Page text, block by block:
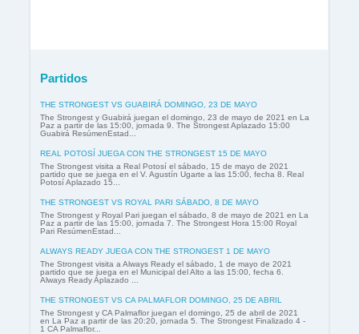
Partidos
THE STRONGEST VS GUABIRÁ DOMINGO, 23 DE MAYO
The Strongest y Guabirá juegan el domingo, 23 de mayo de 2021 en La
Paz a partir de las 15:00, jornada 9. The Strongest Aplazado 15:00
Guabirá ResúmenEstad...
REAL POTOSÍ JUEGA CON THE STRONGEST 15 DE MAYO
The Strongest visita a Real Potosí el sábado, 15 de mayo de 2021
partido que se juega en el V. Agustín Ugarte a las 15:00, fecha 8. Real
Potosí Aplazado 15...
THE STRONGEST VS ROYAL PARI SÁBADO, 8 DE MAYO
The Strongest y Royal Pari juegan el sábado, 8 de mayo de 2021 en La
Paz a partir de las 15:00, jornada 7. The Strongest Hora 15:00 Royal
Pari ResúmenEstad...
ALWAYS READY JUEGA CON THE STRONGEST 1 DE MAYO
The Strongest visita a Always Ready el sábado, 1 de mayo de 2021
partido que se juega en el Municipal del Alto a las 15:00, fecha 6.
Always Ready Aplazado ...
THE STRONGEST VS CA PALMAFLOR DOMINGO, 25 DE ABRIL
The Strongest y CA Palmaflor juegan el domingo, 25 de abril de 2021
en La Paz a partir de las 20:20, jornada 5. The Strongest Finalizado 4 -
1 CA Palmaflor...